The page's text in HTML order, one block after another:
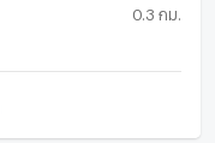
0.3 กม.